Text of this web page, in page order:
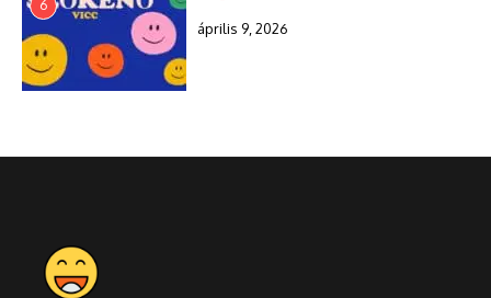
6
április 9, 2026